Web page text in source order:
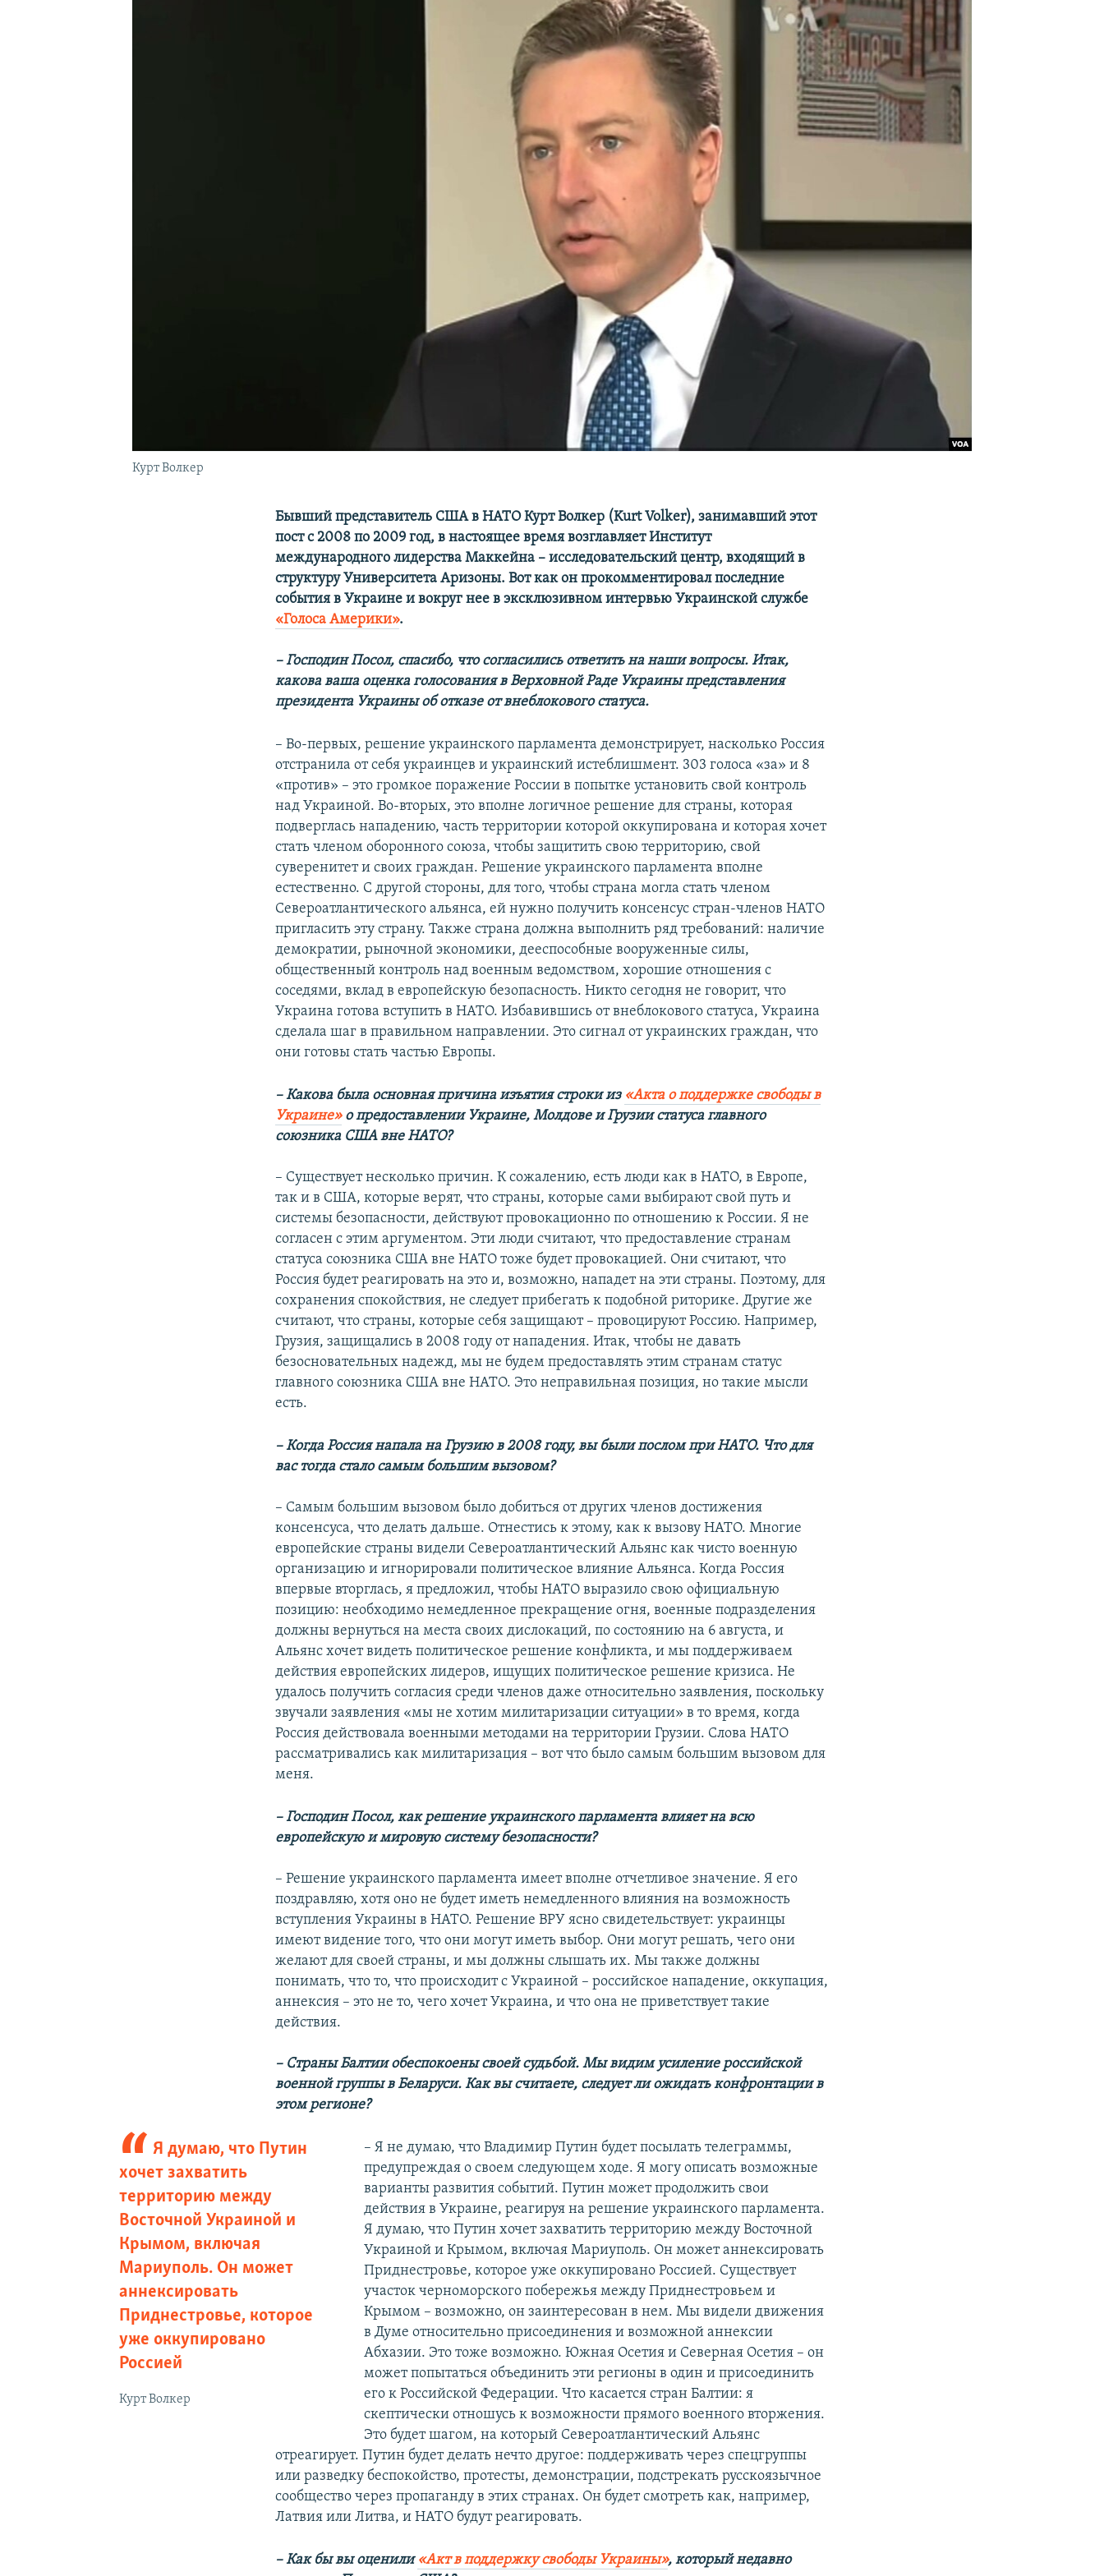
Курт Волкер
Бывший представитель США в НАТО Курт Волкер (Kurt Volker), занимавший этот
пост с 2008 по 2009 год, в настоящее время возглавляет Институт
международного лидерства Маккейна – исследовательский центр, входящий в
структуру Университета Аризоны. Вот как он прокомментировал последние
события в Украине и вокруг нее в эксклюзивном интервью Украинской службе
«Голоса Америки».
– Господин Посол, спасибо, что согласились ответить на наши вопросы. Итак,
какова ваша оценка голосования в Верховной Раде Украины представления
президента Украины об отказе от внеблокового статуса.
– Во-первых, решение украинского парламента демонстрирует, насколько Россия
отстранила от себя украинцев и украинский истеблишмент. 303 голоса «за» и 8
«против» – это громкое поражение России в попытке установить свой контроль
над Украиной. Во-вторых, это вполне логичное решение для страны, которая
подверглась нападению, часть территории которой оккупирована и которая хочет
стать членом оборонного союза, чтобы защитить свою территорию, свой
суверенитет и своих граждан. Решение украинского парламента вполне
естественно. С другой стороны, для того, чтобы страна могла стать членом
Североатлантического альянса, ей нужно получить консенсус стран-членов НАТО
пригласить эту страну. Также страна должна выполнить ряд требований: наличие
демократии, рыночной экономики, дееспособные вооруженные силы,
общественный контроль над военным ведомством, хорошие отношения с
соседями, вклад в европейскую безопасность. Никто сегодня не говорит, что
Украина готова вступить в НАТО. Избавившись от внеблокового статуса, Украина
сделала шаг в правильном направлении. Это сигнал от украинских граждан, что
они готовы стать частью Европы.
– Какова была основная причина изъятия строки из «Акта о поддержке свободы в
Украине»о предоставлении Украине, Молдове и Грузии статуса главного
союзника США вне НАТО?
– Существует несколько причин. К сожалению, есть люди как в НАТО, в Европе,
так и в США, которые верят, что страны, которые сами выбирают свой путь и
системы безопасности, действуют провокационно по отношению к России. Я не
согласен с этим аргументом. Эти люди считают, что предоставление странам
статуса союзника США вне НАТО тоже будет провокацией. Они считают, что
Россия будет реагировать на это и, возможно, нападет на эти страны. Поэтому, для
сохранения спокойствия, не следует прибегать к подобной риторике. Другие же
считают, что страны, которые себя защищают – провоцируют Россию. Например,
Грузия, защищались в 2008 году от нападения. Итак, чтобы не давать
безосновательных надежд, мы не будем предоставлять этим странам статус
главного союзника США вне НАТО. Это неправильная позиция, но такие мысли
есть.
– Когда Россия напала на Грузию в 2008 году, вы были послом при НАТО. Что для
вас тогда стало самым большим вызовом?
– Самым большим вызовом было добиться от других членов достижения
консенсуса, что делать дальше. Отнестись к этому, как к вызову НАТО. Многие
европейские страны видели Североатлантический Альянс как чисто военную
организацию и игнорировали политическое влияние Альянса. Когда Россия
впервые вторглась, я предложил, чтобы НАТО выразило свою официальную
позицию: необходимо немедленное прекращение огня, военные подразделения
должны вернуться на места своих дислокаций, по состоянию на 6 августа, и
Альянс хочет видеть политическое решение конфликта, и мы поддерживаем
действия европейских лидеров, ищущих политическое решение кризиса. Не
удалось получить согласия среди членов даже относительно заявления, поскольку
звучали заявления «мы не хотим милитаризации ситуации» в то время, когда
Россия действовала военными методами на территории Грузии. Слова НАТО
рассматривались как милитаризация – вот что было самым большим вызовом для
меня.
– Господин Посол, как решение украинского парламента влияет на всю
европейскую и мировую систему безопасности?
– Решение украинского парламента имеет вполне отчетливое значение. Я его
поздравляю, хотя оно не будет иметь немедленного влияния на возможность
вступления Украины в НАТО. Решение ВРУ ясно свидетельствует: украинцы
имеют видение того, что они могут иметь выбор. Они могут решать, чего они
желают для своей страны, и мы должны слышать их. Мы также должны
понимать, что то, что происходит с Украиной – российское нападение, оккупация,
аннексия – это не то, чего хочет Украина, и что она не приветствует такие
действия.
– Страны Балтии обеспокоены своей судьбой. Мы видим усиление российской
военной группы в Беларуси. Как вы считаете, следует ли ожидать конфронтации в
этом регионе?
Я думаю, что Путин
хочет захватить
территорию между
Восточной Украиной и
Крымом, включая
Мариуполь. Он может
аннексировать
Приднестровье, которое
уже оккупировано
Россией
Курт Волкер
– Я не думаю, что Владимир Путин будет посылать телеграммы,
предупреждая о своем следующем ходе. Я могу описать возможные
варианты развития событий. Путин может продолжить свои
действия в Украине, реагируя на решение украинского парламента.
Я думаю, что Путин хочет захватить территорию между Восточной
Украиной и Крымом, включая Мариуполь. Он может аннексировать
Приднестровье, которое уже оккупировано Россией. Существует
участок черноморского побережья между Приднестровьем и
Крымом – возможно, он заинтересован в нем. Мы видели движения
в Думе относительно присоединения и возможной аннексии
Абхазии. Это тоже возможно. Южная Осетия и Северная Осетия – он
может попытаться объединить эти регионы в один и присоединить
его к Российской Федерации. Что касается стран Балтии: я
скептически отношусь к возможности прямого военного вторжения.
Это будет шагом, на который Североатлантический Альянс
отреагирует. Путин будет делать нечто другое: поддерживать через спецгруппы
или разведку беспокойство, протесты, демонстрации, подстрекать русскоязычное
сообщество через пропаганду в этих странах. Он будет смотреть как, например,
Латвия или Литва, и НАТО будут реагировать.
– Как бы вы оценили «Акт в поддержку свободы Украины», который недавно